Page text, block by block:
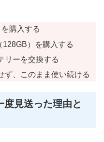
購入する
）を購入する
リーを交換する
ず、このまま使い続ける
見送った理由と